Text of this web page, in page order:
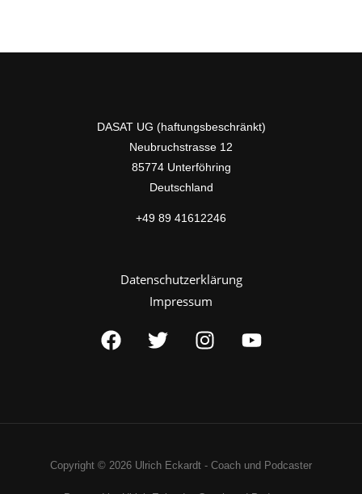
DASAT UG (haftungsbeschränkt)
Neubruchstrasse 12
85774 Unterföhring
Deutschland
+49 89 41612246
Datenschutzerklärung
Impressum
Copyright © 2026 Ulrich Eckardt - Coach und Podcaster